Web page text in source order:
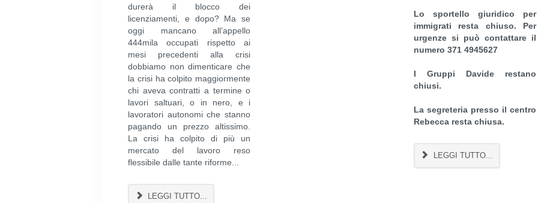
durerà il blocco dei
licenziamenti, e dopo? Ma se
oggi mancano all’appello
444mila occupati rispetto ai
mesi precedenti alla crisi
dobbiamo non dimenticare che
la crisi ha colpito maggiormente
chi aveva contratti a termine o
lavori saltuari, o in nero, e i
lavoratori autonomi che stanno
pagando un prezzo altissimo.
La crisi ha colpito di più un
mercato del lavoro reso
flessibile dalle tante riforme...
LEGGI TUTTO...
Lo sportello giuridico per
immigrati resta chiuso. Per
urgenze si può contattare il
numero 371 4945627
I Gruppi Davide restano
chiusi.
La segreteria presso il centro
Rebecca resta chiusa.
LEGGI TUTTO...